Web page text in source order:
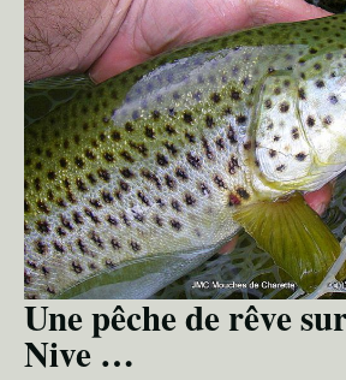
Une pêche de rêve
Nive …